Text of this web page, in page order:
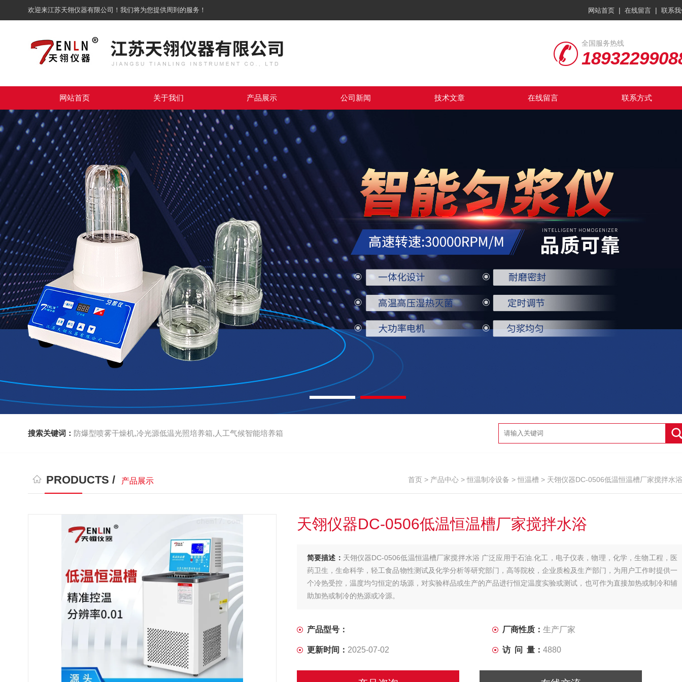
欢迎来江苏天翎仪器有限公司！我们将为您提供周到的服务！ 网站首页 | 在线留言 | 联系
全国服务热线
网站首页 关于我们 产品展示 公司新闻 技术文章 在线留言 联系方式
搜索关键词： 防爆型喷雾干燥机,冷光源低温光照培养箱,人工气候智能培养箱
PRODUCTS / 产品展示 首页 > 产品中心 >恒温制冷设备 >恒温槽 > 天翎仪器DC-0506低温恒温槽厂家搅拌水浴
天翎仪器DC-0506低温恒温槽厂家搅拌水浴
简要描述： 天翎仪器DC-0506低温恒温槽厂家搅拌水浴 广泛应用于石油.化工，电子仪表，物理，化学，生物工程，医
药卫生，生命科学，轻工食品物性测试及化学分析等研究部门，高等院校，企业质检及生产部门，为用户工作时提供一
个冷热受控，温度均匀恒定的场源，对实验样品或生产的产品进行恒定温度实验或测试，也可作为直接加热或制冷和辅
助加热或制冷的热源或冷源。
产品型号： 厂商性质： 生产厂家
更新时间： 2025-07-02 访 问 量： 4880